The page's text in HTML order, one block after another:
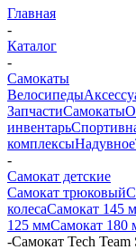
Главная
-
Каталог
-
Самокаты
Велосипеды
ЗапчастиСамокаты
инвентарь
комплексыНадувное
-
Самокат детские
Самокат трюковый
колесаСамокат 145
125 ммСамокат 180
-Самокат Tech